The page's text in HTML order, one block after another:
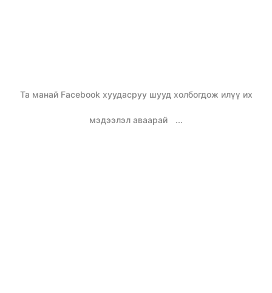
Та манай Facebook хуудасруу шууд холбогдож илүү их
мэдээлэл аваарай ...